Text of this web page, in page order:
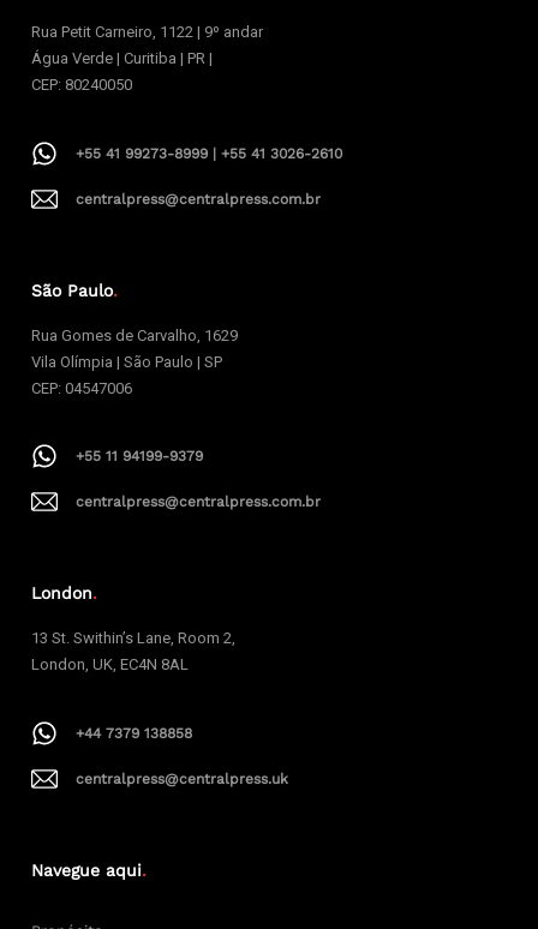
Rua Petit Carneiro, 1122 | 9º andar
Água Verde | Curitiba | PR |
CEP: 80240050
+55 41 99273-8999 | +55 41 3026-2610
centralpress@centralpress.com.br
São Paulo.
Rua Gomes de Carvalho, 1629
Vila Olímpia | São Paulo | SP
CEP: 04547006
+55 11 94199-9379
centralpress@centralpress.com.br
London.
13 St. Swithin’s Lane, Room 2,
London, UK, EC4N 8AL
+44 7379 138858
centralpress@centralpress.uk
Navegue aqui.